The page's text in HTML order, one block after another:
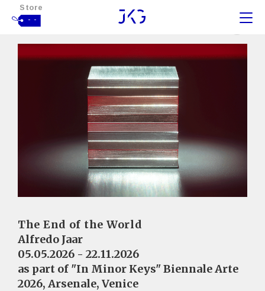
Store
- -
The End of the World
Alfredo Jaar
05.05.2026 - 22.11.2026
as part of "In Minor Keys" Biennale Arte
2026, Arsenale, Venice